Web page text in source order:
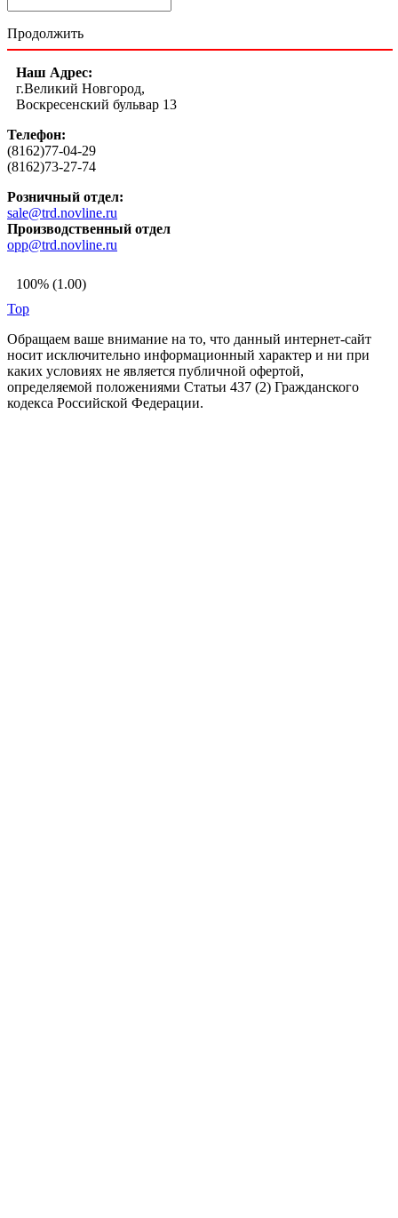
Продолжить
Наш Адрес:
г.Великий Новгород,
Воскресенский бульвар 13
Телефон:
(8162)77-04-29
(8162)73-27-74
Розничный отдел:
sale@trd.novline.ru
Производственный отдел
opp@trd.novline.ru
100% (1.00)
Top
Обращаем ваше внимание на то, что данный интернет-сайт
носит исключительно информационный характер и ни при
каких условиях не является публичной офертой,
определяемой положениями Статьи 437 (2) Гражданского
кодекса Российской Федерации.